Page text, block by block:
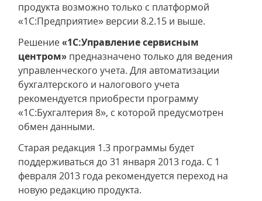
продукта возможно только с платформой
«1С:Предприятие» версии 8.2.15 и выше.
Решение«1С:Управление сервисным
центром» предназначено только для ведения
управленческого учета. Для автоматизации
бухгалтерского и налогового учета
рекомендуется приобрести программу
«1С:Бухгалтерия 8», с которой предусмотрен
обмен данными.
Старая редакция 1.3 программы будет
поддерживаться до 31 января 2013 года. С 1
февраля 2013 года рекомендуется переход на
новую редакцию продукта.